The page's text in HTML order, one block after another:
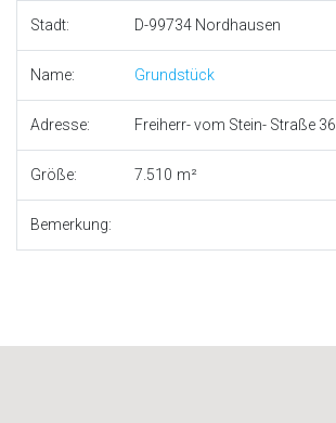
Stadt: D-99734 Nordhausen
Name: Grundstück
Adresse: Freiherr- vom Stein- Straße 36
Größe: 7.510
Bemerkung: